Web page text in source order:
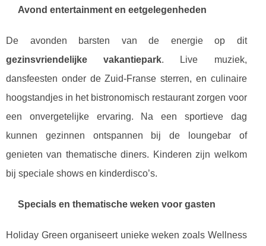
Avond entertainment en eetgelegenheden
De avonden barsten van de energie op dit
gezinsvriendelijke vakantiepark. Live muziek,
dansfeesten onder de Zuid-Franse sterren, en culinaire
hoogstandjes in het bistronomisch restaurant zorgen voor
een onvergetelijke ervaring. Na een sportieve dag
kunnen gezinnen ontspannen bij de loungebar of
genieten van thematische diners. Kinderen zijn welkom
bij speciale shows en kinderdisco’s.
Specials en thematische weken voor gasten
Holiday Green organiseert unieke weken zoals Wellness